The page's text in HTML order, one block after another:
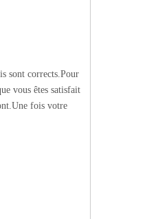
sont corrects.Pour
vous êtes satisfait
fois votre